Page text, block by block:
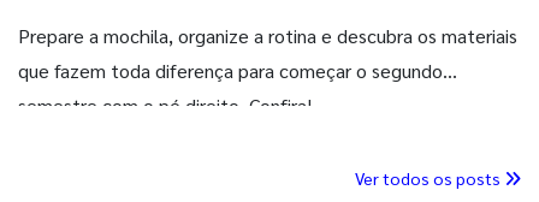
Prepare a mochila, organize a rotina e descubra os materiais
que fazem toda diferença para começar o segundo
semestre com o pé direito. Confira!
Ver todos os posts